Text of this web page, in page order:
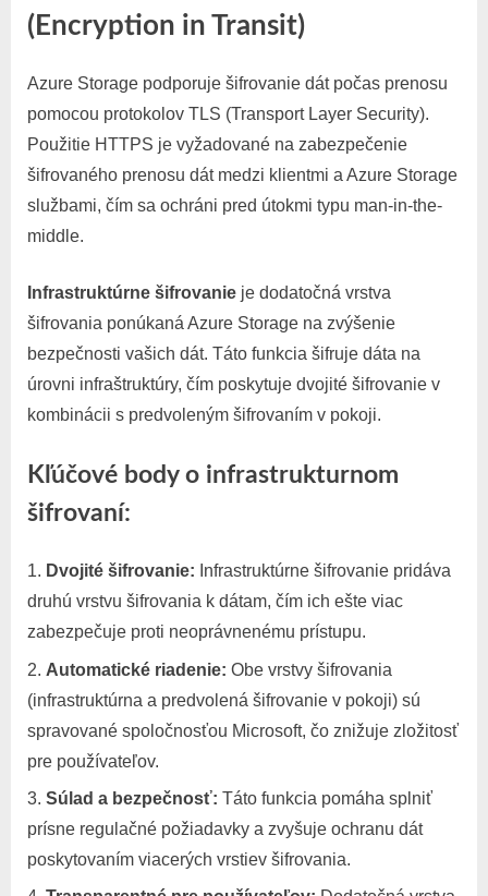
(Encryption in Transit)
Azure Storage podporuje šifrovanie dát počas prenosu
pomocou protokolov TLS (Transport Layer Security).
Použitie HTTPS je vyžadované na zabezpečenie
šifrovaného prenosu dát medzi klientmi a Azure Storage
službami, čím sa ochráni pred útokmi typu man-in-the-
middle.
Infrastruktúrne šifrovanie je dodatočná vrstva
šifrovania ponúkaná Azure Storage na zvýšenie
bezpečnosti vašich dát. Táto funkcia šifruje dáta na
úrovni infraštruktúry, čím poskytuje dvojité šifrovanie v
kombinácii s predvoleným šifrovaním v pokoji.
Kľúčové body o infrastrukturnom
šifrovaní:
Dvojité šifrovanie: Infrastruktúrne šifrovanie pridáva
druhú vrstvu šifrovania k dátam, čím ich ešte viac
zabezpečuje proti neoprávnenému prístupu.
Automatické riadenie: Obe vrstvy šifrovania
(infrastruktúrna a predvolená šifrovanie v pokoji) sú
spravované spoločnosťou Microsoft, čo znižuje zložitosť
pre používateľov.
Súlad a bezpečnosť: Táto funkcia pomáha splniť
prísne regulačné požiadavky a zvyšuje ochranu dát
poskytovaním viacerých vrstiev šifrovania.